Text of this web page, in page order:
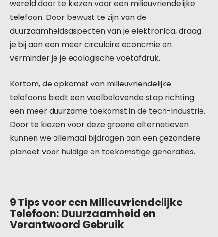
wereld door te kiezen voor een milieuvriendelijke
telefoon. Door bewust te zijn van de
duurzaamheidsaspecten van je elektronica, draag
je bij aan een meer circulaire economie en
verminder je je ecologische voetafdruk.
Kortom, de opkomst van milieuvriendelijke
telefoons biedt een veelbelovende stap richting
een meer duurzame toekomst in de tech-industrie.
Door te kiezen voor deze groene alternatieven
kunnen we allemaal bijdragen aan een gezondere
planeet voor huidige en toekomstige generaties.
9 Tips voor een Milieuvriendelijke
Telefoon: Duurzaamheid en
Verantwoord Gebruik